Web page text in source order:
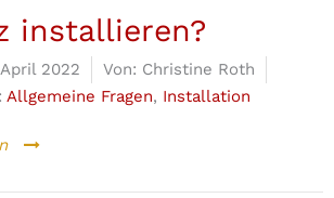
installieren?
2022 Von: Christine Roth
Allgemeine Fragen, Installation